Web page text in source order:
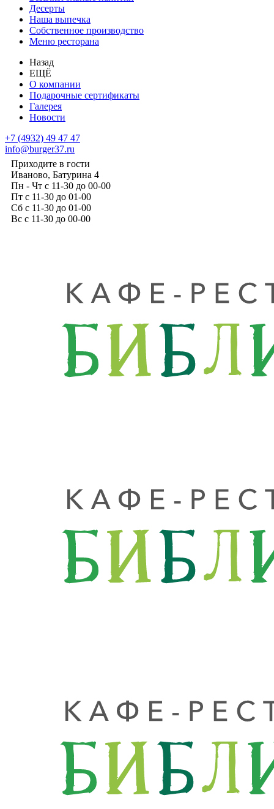
Десерты
Наша выпечка
Собственное производство
Меню ресторана
Назад
ЕЩЁ
О компании
Подарочные сертификаты
Галерея
Новости
+7 (4932) 49 47 47
info@burger37.ru
Приходите в гости
Иваново, Батурина 4
Пн - Чт с 11-30 до 00-00
Пт с 11-30 до 01-00
Сб с 11-30 до 01-00
Вс с 11-30 до 00-00